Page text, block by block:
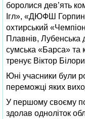
боролися дев’ять
Ігл», «ДЮФШ
охтирський
Плавнів,
сумська «Барса» та
тренує Віктор
Юні учасники були
переможці яких
У першому своєму
здолав одноліток